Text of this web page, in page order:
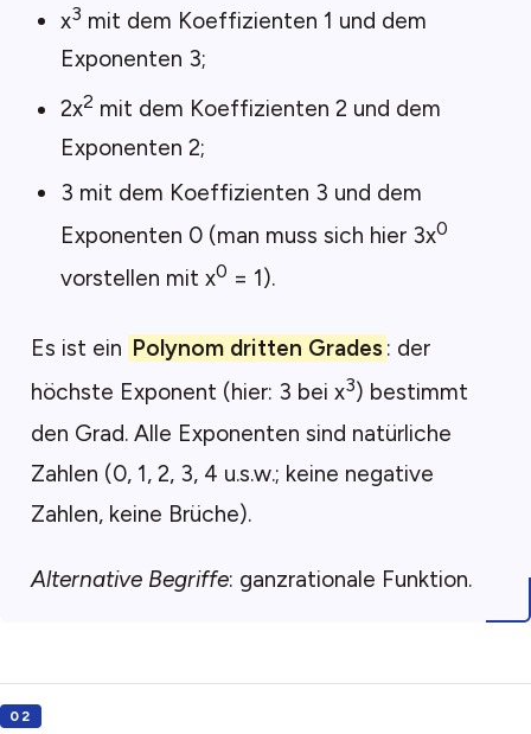
x3 mit dem Koeffizienten 1 und dem
Exponenten 3;
2x2 mit dem Koeffizienten 2 und dem
Exponenten 2;
3 mit dem Koeffizienten 3 und dem
Exponenten 0 (man muss sich hier 3x0
vorstellen mit x0 = 1).
Es ist ein Polynom dritten Grades: der
höchste Exponent (hier: 3 bei x3) bestimmt
den Grad. Alle Exponenten sind natürliche
Zahlen (0, 1, 2, 3, 4 u.s.w.; keine negative
Zahlen, keine Brüche).
Alternative Begriffe: ganzrationale Funktion.